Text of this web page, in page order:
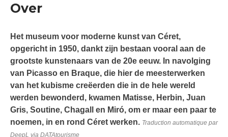
Over
Het museum voor moderne kunst van Céret,
opgericht in 1950, dankt zijn bestaan vooral aan de
grootste kunstenaars van de 20e eeuw. In navolging
van Picasso en Braque, die hier de meesterwerken
van het kubisme creëerden die in de hele wereld
werden bewonderd, kwamen Matisse, Herbin, Juan
Gris, Soutine, Chagall en Miró, om er maar een paar te
noemen, in en rond Céret werken. Traduction automatique par
DeepL via DATAtourisme